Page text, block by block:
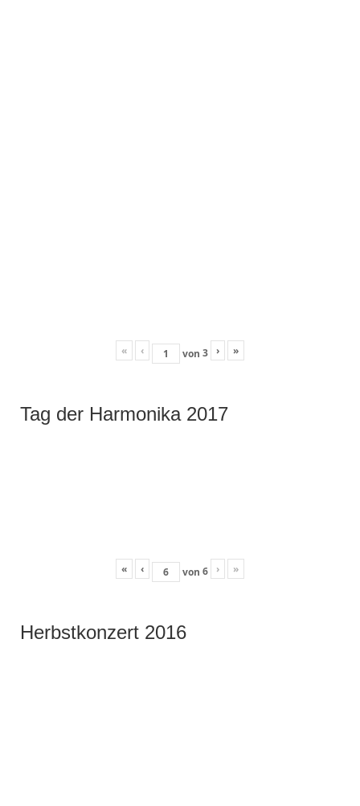
« ‹ von 3 › »
Tag der Harmonika 2017
« ‹ von 6 › »
Herbstkonzert 2016